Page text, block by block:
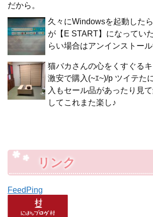
だから。
久々にWindowsを起動した
が【E START】になってい
らい場合はアンインストー
猫バカさんの心をくすぐる
激安で購入(~ｴ~)/p ツイテた
入もセール品があったり見
してこれまた楽し♪
リンク
FeedPing